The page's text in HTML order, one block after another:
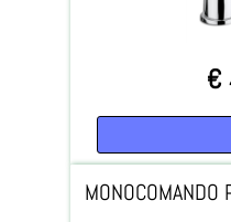
€
MONOCOMANDO